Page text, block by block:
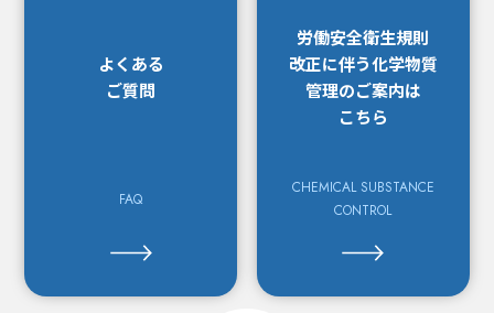
よくある
ご質問
FAQ
労働安全衛生規則
改正に伴う化学物質
管理のご案内は
こちら
CHEMICAL SUBSTANCE
CONTROL